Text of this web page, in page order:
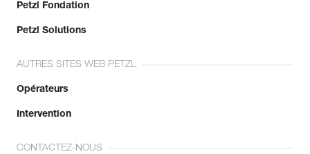
Petzl Fondation
Petzl Solutions
AUTRES SITES WEB PETZL
Opérateurs
Intervention
CONTACTEZ-NOUS